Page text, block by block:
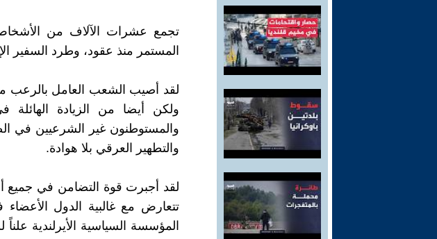
تجمع عشرات الآلاف من الأشخاص
المستمر منذ عقود، وطرد السفير
لقد أصيب الشعب العامل بالرعب
ولكن أيضا من الزيادة الهائلة
والمستوطنون غير الشرعيين في
والتطهير العرقي بلا هوادة.
لقد أجبرت قوة التضامن في جميع
تتعارض مع غالبية الدول الأعضاء
المؤسسة السياسية الأيرلندية